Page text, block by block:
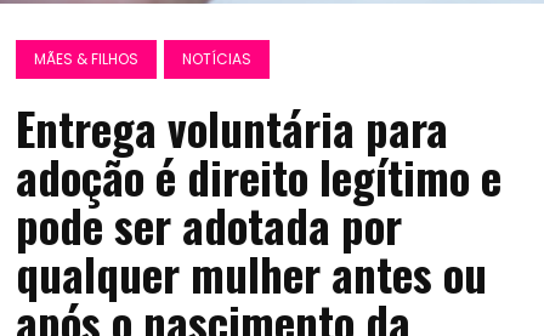
MÃES & FILHOS NOTÍCIAS
Entrega voluntária para
adoção é direito legítimo e
pode ser adotada por
qualquer mulher antes ou
após o nascimento da